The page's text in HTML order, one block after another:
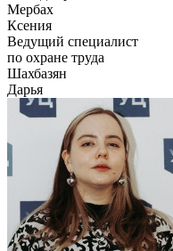
Мербах
Ксения
Ведущий специалист
по охране труда
Шахбазян
Дарья